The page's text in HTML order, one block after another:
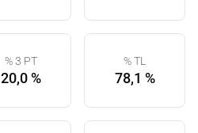
% 3 PT
20,0 %
% TL
78,1 %